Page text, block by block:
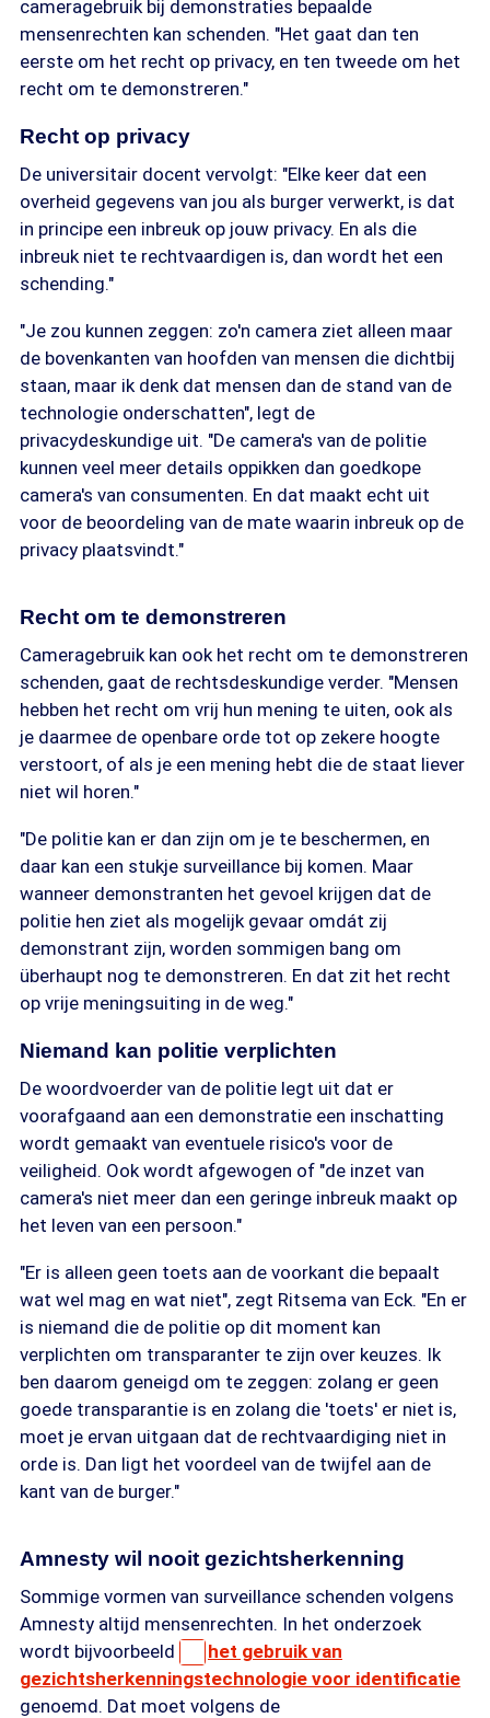
cameragebruik bij demonstraties bepaalde
mensenrechten kan schenden. "Het gaat dan ten
eerste om het recht op privacy, en ten tweede om het
recht om te demonstreren."
Recht op privacy
De universitair docent vervolgt: "Elke keer dat een
overheid gegevens van jou als burger verwerkt, is dat
in principe een inbreuk op jouw privacy. En als die
inbreuk niet te rechtvaardigen is, dan wordt het een
schending."
"Je zou kunnen zeggen: zo'n camera ziet alleen maar
de bovenkanten van hoofden van mensen die dichtbij
staan, maar ik denk dat mensen dan de stand van de
technologie onderschatten", legt de
privacydeskundige uit. "De camera's van de politie
kunnen veel meer details oppikken dan goedkope
camera's van consumenten. En dat maakt echt uit
voor de beoordeling van de mate waarin inbreuk op de
privacy plaatsvindt."
Recht om te demonstreren
Cameragebruik kan ook het recht om te demonstreren
schenden, gaat de rechtsdeskundige verder. "Mensen
hebben het recht om vrij hun mening te uiten, ook als
je daarmee de openbare orde tot op zekere hoogte
verstoort, of als je een mening hebt die de staat liever
niet wil horen."
"De politie kan er dan zijn om je te beschermen, en
daar kan een stukje surveillance bij komen. Maar
wanneer demonstranten het gevoel krijgen dat de
politie hen ziet als mogelijk gevaar omdát zij
demonstrant zijn, worden sommigen bang om
überhaupt nog te demonstreren. En dat zit het recht
op vrije meningsuiting in de weg."
Niemand kan politie verplichten
De woordvoerder van de politie legt uit dat er
voorafgaand aan een demonstratie een inschatting
wordt gemaakt van eventuele risico's voor de
veiligheid. Ook wordt afgewogen of "de inzet van
camera's niet meer dan een geringe inbreuk maakt op
het leven van een persoon."
"Er is alleen geen toets aan de voorkant die bepaalt
wat wel mag en wat niet", zegt Ritsema van Eck. "En er
is niemand die de politie op dit moment kan
verplichten om transparanter te zijn over keuzes. Ik
ben daarom geneigd om te zeggen: zolang er geen
goede transparantie is en zolang die 'toets' er niet is,
moet je ervan uitgaan dat de rechtvaardiging niet in
orde is. Dan ligt het voordeel van de twijfel aan de
kant van de burger."
Amnesty wil nooit gezichtsherkenning
Sommige vormen van surveillance schenden volgens
Amnesty altijd mensenrechten. In het onderzoek
wordt bijvoorbeeld
het gebruik van
gezichtsherkenningstechnologie voor identificatie
genoemd. Dat moet volgens de